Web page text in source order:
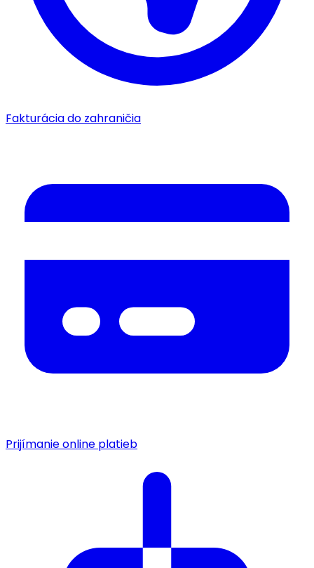
Fakturácia do zahraničia
Prijímanie online platieb